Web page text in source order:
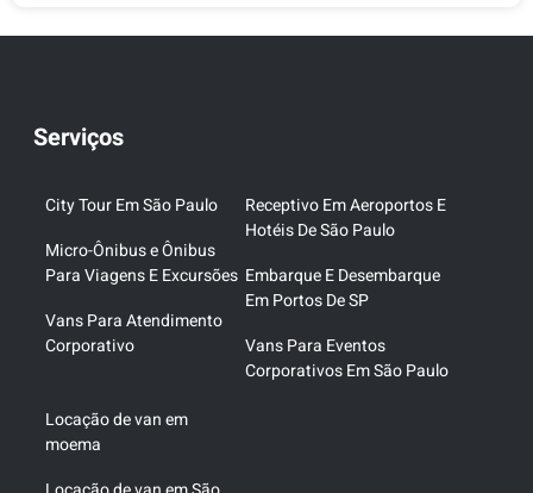
Serviços
City Tour Em São Paulo
Micro-Ônibus e Ônibus
Para Viagens E Excursões
Vans Para Atendimento
Corporativo
Receptivo Em Aeroportos E
Hotéis De São Paulo
Embarque E Desembarque
Em Portos De SP
Vans Para Eventos
Corporativos Em São Paulo
Locação de van em
moema